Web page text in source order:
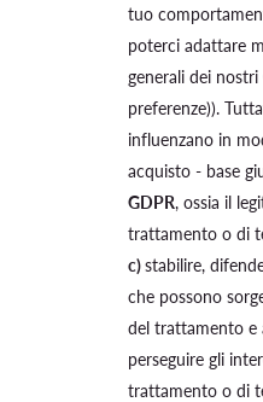
tuo
poterci adattare
generali dei
preferenze)).
influenzano in
acquisto - base
GDPR, ossia il
trattamento o di
c)stabilire,
che possono
del trattamento e
perseguire gli
trattamento o di